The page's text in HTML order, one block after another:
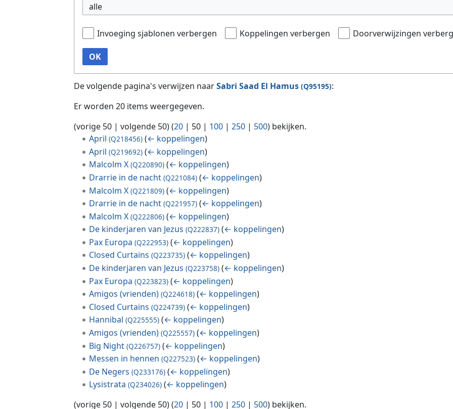
alle
Invoeging sjablonen verbergen Koppelingen verbergen Doorverwijzingen
OK
De volgende pagina's verwijzen naarSabri Saad El Hamus (Q95195):
Er worden 20 items weergegeven.
(vorige 50 | volgende 50) (20 | 50 | 100 | 250 | 500) bekijken.
April (Q218456) (← koppelingen)
April (Q219692) (← koppelingen)
Malcolm X (Q220890) (← koppelingen)
Drarrie in de nacht (Q221084) (← koppelingen)
Malcolm X (Q221809) (← koppelingen)
Drarrie in de nacht (Q221957) (← koppelingen)
Malcolm X (Q222806) (← koppelingen)
De kinderjaren van Jezus (Q222837) (← koppelingen)
Pax Europa (Q222953) (← koppelingen)
Closed Curtains (Q223735) (← koppelingen)
De kinderjaren van Jezus (Q223758) (← koppelingen)
Pax Europa (Q223823) (← koppelingen)
Amigos (vrienden) (Q224618) (← koppelingen)
Closed Curtains (Q224739) (← koppelingen)
Hannibal (Q225555) (← koppelingen)
Amigos (vrienden) (Q225557) (← koppelingen)
Big Night (Q226757) (← koppelingen)
Messen in hennen (Q227523) (← koppelingen)
De Negers (Q233176) (← koppelingen)
Lysistrata (Q234026) (← koppelingen)
(vorige 50 | volgende 50) (20 | 50 | 100 | 250 | 500) bekijken.